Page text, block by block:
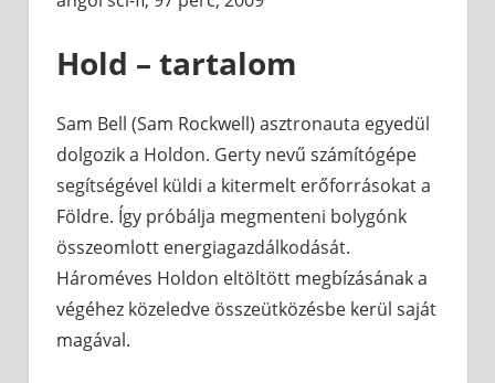
Hold – tartalom
Sam Bell (Sam Rockwell) asztronauta egyedül
dolgozik a Holdon. Gerty nevű számítógépe
segítségével küldi a kitermelt erőforrásokat a
Földre. Így próbálja megmenteni bolygónk
összeomlott energiagazdálkodását.
Hároméves Holdon eltöltött megbízásának a
végéhez közeledve összeütközésbe kerül saját
magával.